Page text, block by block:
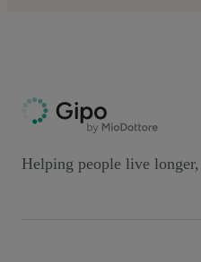
Helping people live